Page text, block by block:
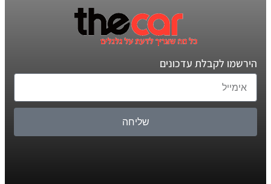
הירשמו לקבלת עדכונים
שליחה